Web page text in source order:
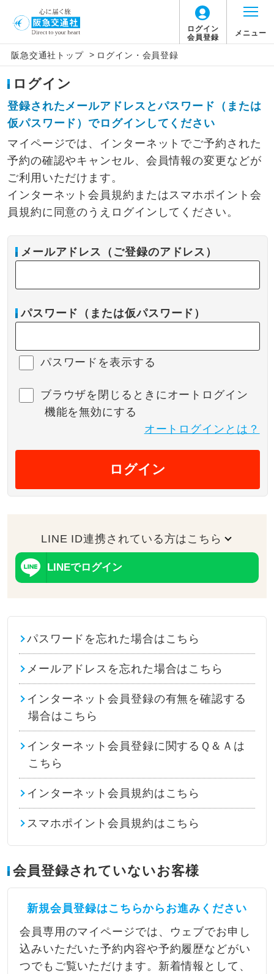
ログイン
会員登録
メニュー
阪急交通社トップ > ログイン・会員登録
ログイン
登録されたメールアドレスとパスワード（または
仮パスワード）でログインしてください
マイページでは、インターネットでご予約された
予約の確認やキャンセル、会員情報の変更などが
ご利用いただけます。
インターネット会員規約またはスマホポイント会
員規約に同意のうえログインしてください。
メールアドレス（ご登録のアドレス）
パスワード（または仮パスワード）
パスワードを表示する
ブラウザを閉じるときにオートログイン
機能を無効にする
オートログインとは？
ログイン
LINE ID連携されている方はこちら
LINEでログイン
パスワードを忘れた場合はこちら
メールアドレスを忘れた場合はこちら
インターネット会員登録の有無を確認する
場合はこちら
インターネット会員登録に関するＱ＆Ａは
こちら
インターネット会員規約はこちら
スマホポイント会員規約はこちら
会員登録されていないお客様
新規会員登録はこちらからお進みください
会員専用のマイページでは、ウェブでお申し
込みいただいた予約内容や予約履歴などがい
つでもご覧いただけます。新着情報として、